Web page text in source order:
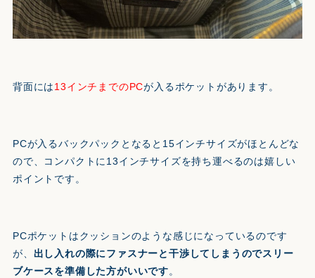
背面には13インチまでのPCが入るポケットがあります。
PCが入るバックパックとなると15インチサイズがほとんどな
ので、コンパクトに13インチサイズを持ち運べるのは嬉しい
ポイントです。
PCポケットはクッションのような感じになっているのです
が、 出し入れの際にファスナーと干渉してしまうのでスリー
ブケースを準備した方がいいです。